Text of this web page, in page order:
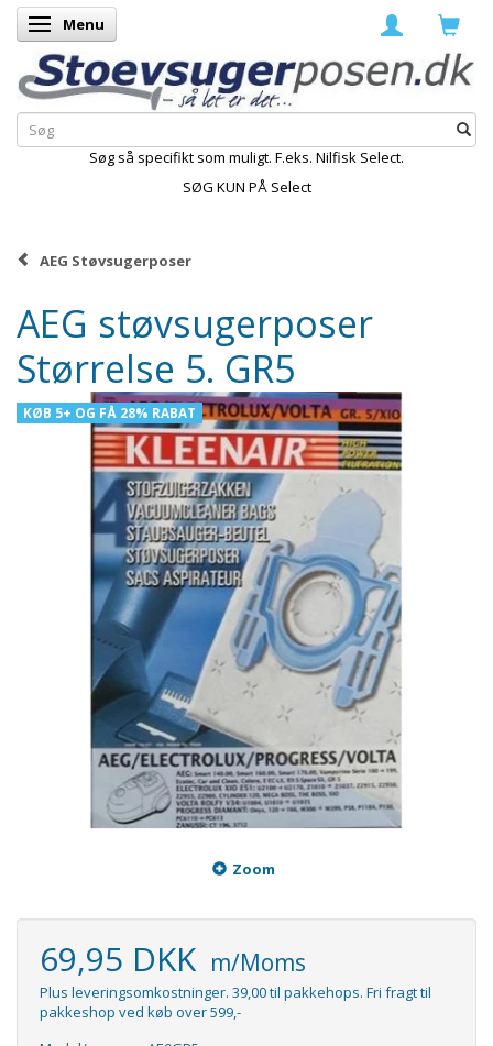
Skifte navigation
Menu
Søg så specifikt som muligt. F.eks. Nilfisk Select.
SØG KUN PÅ Select
AEG Støvsugerposer
AEG støvsugerposer
Størrelse 5. GR5
KØB 5+ OG FÅ 28% RABAT
Zoom
69,95 DKK m/Moms
Plus leveringsomkostninger. 39,00 til pakkehops. Fri fragt til
pakkeshop ved køb over 599,-